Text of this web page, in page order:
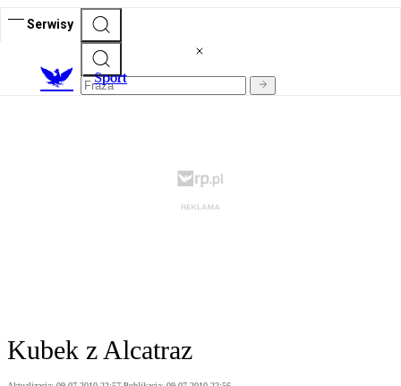
Serwisy
Sport
Kubek z Alcatraz